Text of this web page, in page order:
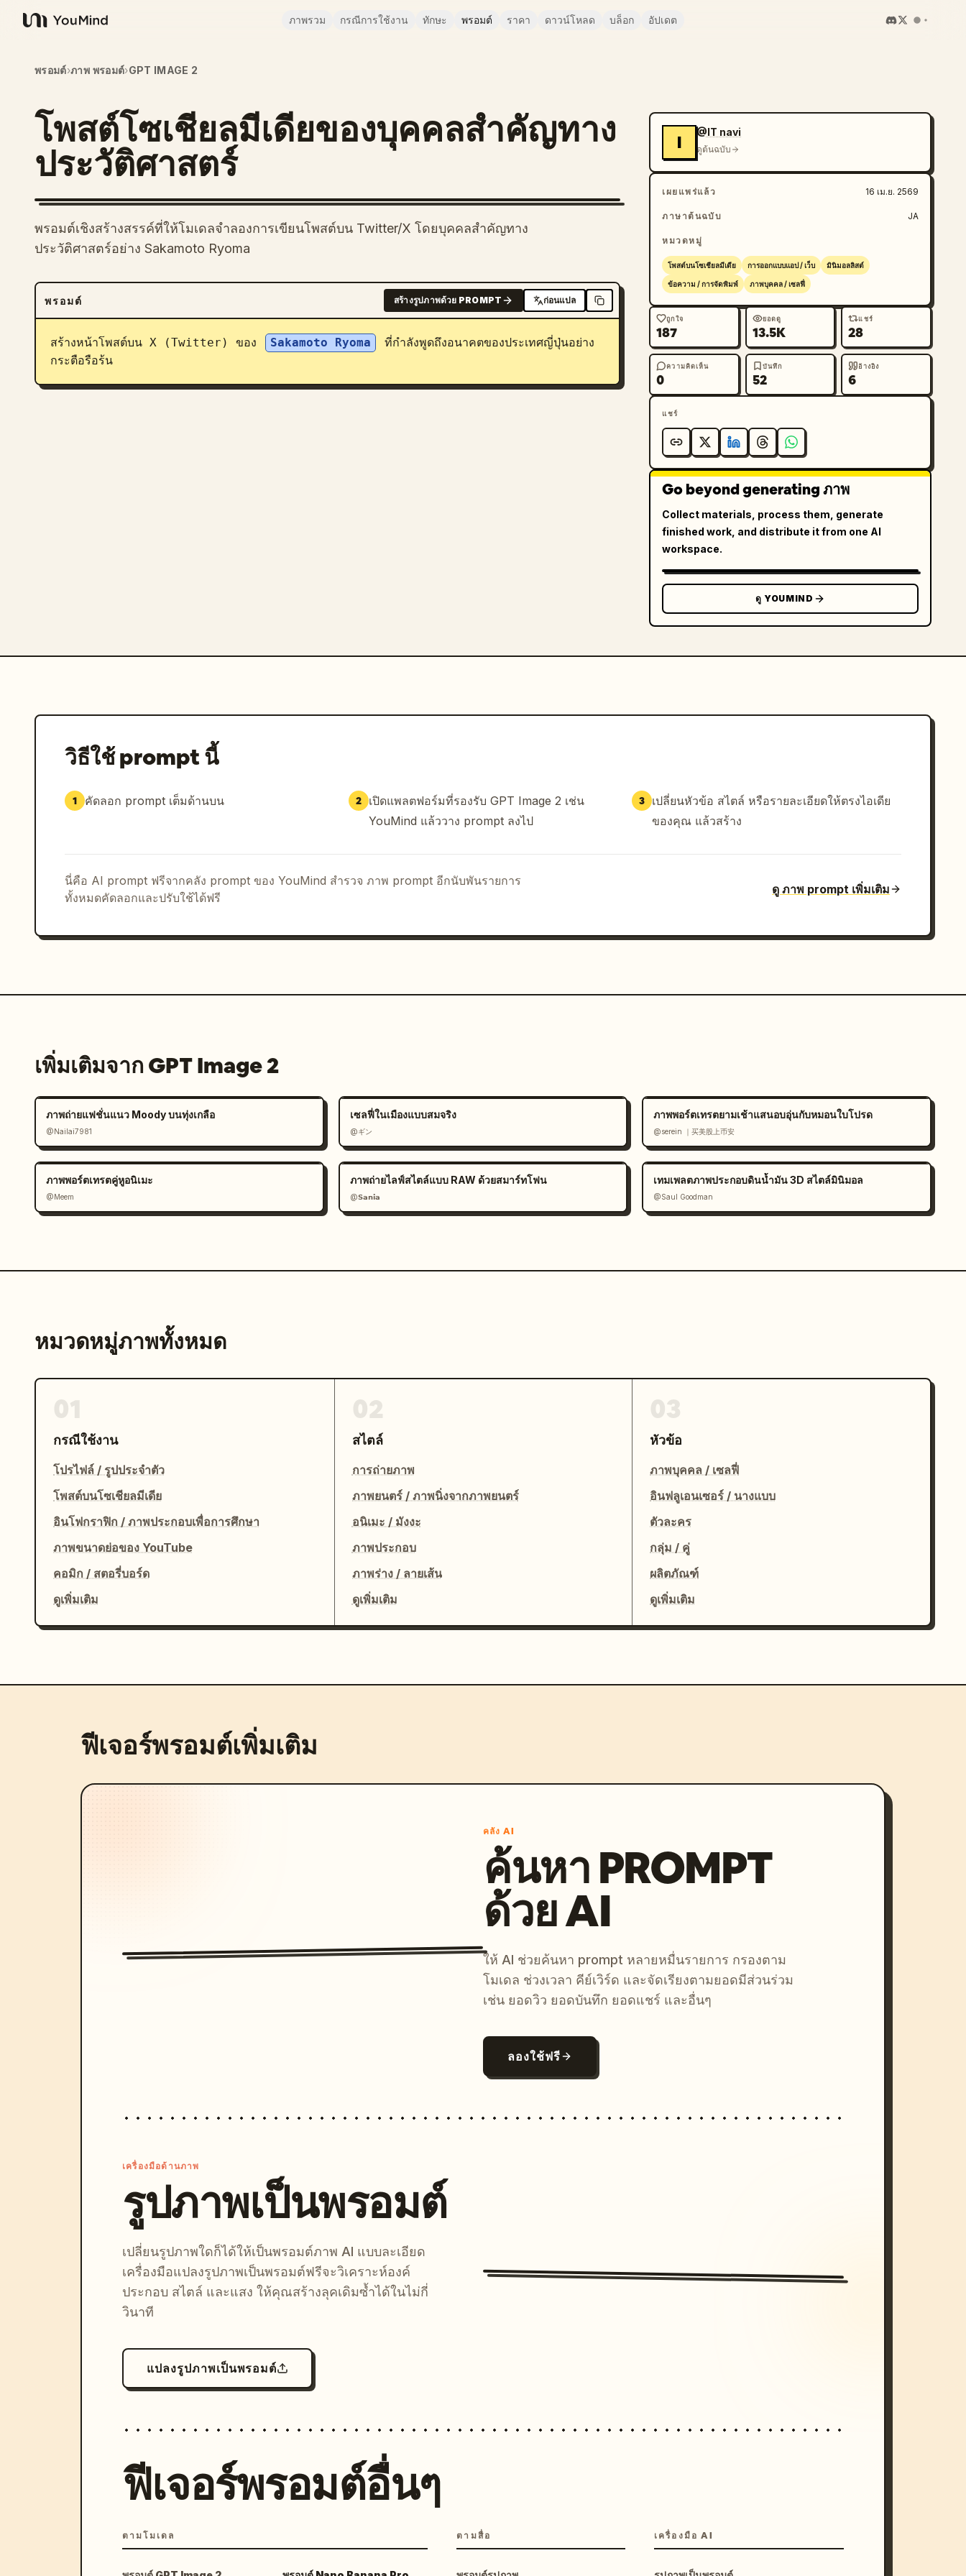
YouMind
ภาพรวม กรณีการใช้งาน ทักษะ พรอมต์ ราคา ดาวน์โหลด บล็อก อัปเดต
พรอมต์›ภาพ พรอมต์›GPT IMAGE 2
โพสต์โซเชียลมีเดียของบุคคลสำคัญทาง
ประวัติศาสตร์
พรอมต์เชิงสร้างสรรค์ที่ให้โมเดลจำลองการเขียนโพสต์บน Twitter/X โดยบุคคลสำคัญทาง
ประวัติศาสตร์อย่าง Sakamoto Ryoma
พรอมต์ สร้างรูปภาพด้วย PROMPT ก่อนแปล
สร้างหน้าโพสต์บน X (Twitter) ของ Sakamoto Ryoma
ที่กำลังพูดถึงอนาคตของประเทศญี่ปุ่นอย่าง
กระตือรือร้น
I
@IT navi
ดูต้นฉบับ
เผยแพร่แล้ว 16 เม.ย. 2569
ภาษาต้นฉบับ JA
หมวดหมู่
โพสต์บนโซเชียลมีเดีย การออกแบบแอป / เว็บ มินิมอลลิสต์
ข้อความ / การจัดพิมพ์ ภาพบุคคล / เซลฟี่
ถูกใจ
187
ยอดดู
13.5K
แชร์
28
ความคิดเห็น
0
บันทึก
52
อ้างอิง
6
แชร์
Go beyond generating ภาพ
Collect materials, process them, generate
finished work, and distribute it from one AI
workspace.
ดู YOUMIND
วิธีใช้ prompt นี้
1 คัดลอก prompt เต็มด้านบน 2 เปิดแพลตฟอร์มที่รองรับ GPT Image 2 เช่น
YouMind แล้ววาง prompt ลงไป
3
เปลี่ยนหัวข้อ สไตล์ หรือรายละเอียดให้ตรงไอเดีย
ของคุณ แล้วสร้าง
นี่คือ AI prompt ฟรีจากคลัง prompt ของ YouMind สำรวจ ภาพ prompt อีกนับพันรายการ
ทั้งหมดคัดลอกและปรับใช้ได้ฟรี
ดู ภาพ prompt เพิ่มเติม
เพิ่มเติมจาก GPT Image 2
ภาพถ่ายแฟชั่นแนว Moody บนทุ่งเกลือ
@Nailai7981
เซลฟี่ในเมืองแบบสมจริง
@ギン
ภาพพอร์ตเทรตยามเช้าแสนอบอุ่นกับหมอนใบโปรด
@serein ｜买美股上币安
ภาพพอร์ตเทรตคู่หูอนิเมะ
@Meem
ภาพถ่ายไลฟ์สไตล์แบบ RAW ด้วยสมาร์ทโฟน
@𝗦𝗮𝗻𝗶𝗮
เทมเพลตภาพประกอบดินน้ำมัน 3D สไตล์มินิมอล
@Saul Goodman
หมวดหมู่ภาพทั้งหมด
กรณีใช้งาน
โปรไฟล์ / รูปประจำตัว
โพสต์บนโซเชียลมีเดีย
อินโฟกราฟิก / ภาพประกอบเพื่อการศึกษา
ภาพขนาดย่อของ YouTube
คอมิก / สตอรี่บอร์ด
ดูเพิ่มเติม
สไตล์
การถ่ายภาพ
ภาพยนตร์ / ภาพนิ่งจากภาพยนตร์
อนิเมะ / มังงะ
ภาพประกอบ
ภาพร่าง / ลายเส้น
ดูเพิ่มเติม
หัวข้อ
ภาพบุคคล / เซลฟี่
อินฟลูเอนเซอร์ / นางแบบ
ตัวละคร
กลุ่ม / คู่
ผลิตภัณฑ์
ดูเพิ่มเติม
ฟีเจอร์พรอมต์เพิ่มเติม
คลัง AI
ค้นหา PROMPT
ด้วย AI
ให้ AI ช่วยค้นหา prompt หลายหมื่นรายการ กรองตาม
โมเดล ช่วงเวลา คีย์เวิร์ด และจัดเรียงตามยอดมีส่วนร่วม
เช่น ยอดวิว ยอดบันทึก ยอดแชร์ และอื่นๆ
ลองใช้ฟรี
เครื่องมือด้านภาพ
รูปภาพเป็นพรอมต์
เปลี่ยนรูปภาพใดก็ได้ให้เป็นพรอมต์ภาพ AI แบบละเอียด
เครื่องมือแปลงรูปภาพเป็นพรอมต์ฟรีจะวิเคราะห์องค์
ประกอบ สไตล์ และแสง ให้คุณสร้างลุคเดิมซ้ำได้ในไม่กี่
วินาที
แปลงรูปภาพเป็นพรอมต์
ฟีเจอร์พรอมต์อื่นๆ
ตามโมเดล ตามสื่อ เครื่องมือ AI